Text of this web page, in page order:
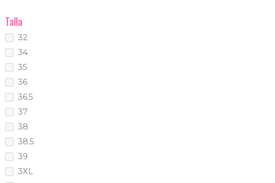
Talla
32
34
35
36
36.5
37
38
38.5
39
3XL